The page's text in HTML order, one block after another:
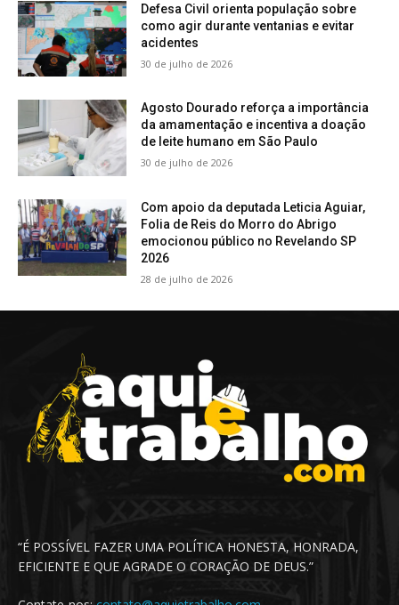
Defesa Civil orienta população sobre
como agir durante ventanias e evitar
acidentes
30 de julho de 2026
Agosto Dourado reforça a importância
da amamentação e incentiva a doação
de leite humano em São Paulo
30 de julho de 2026
Com apoio da deputada Leticia Aguiar,
Folia de Reis do Morro do Abrigo
emocionou público no Revelando SP
2026
28 de julho de 2026
“É POSSÍVEL FAZER UMA POLÍTICA HONESTA, HONRADA,
EFICIENTE E QUE AGRADE O CORAÇÃO DE DEUS.”